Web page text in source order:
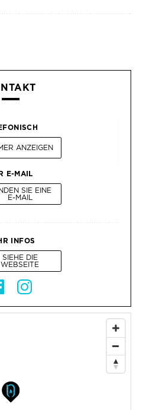
ANZEIGEN
E-MAIL
SIE EINE
E-MAIL
INFOS
SIEHE DIE
WEBSEITE